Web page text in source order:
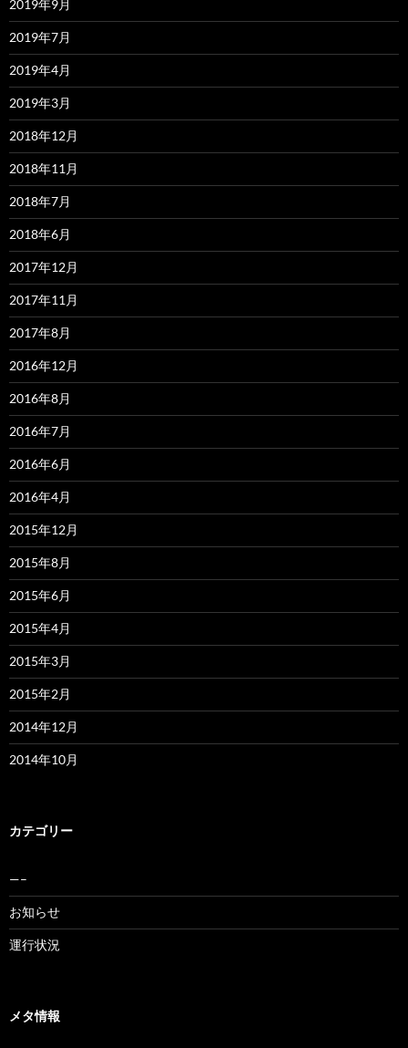
2019年9月
2019年7月
2019年4月
2019年3月
2018年12月
2018年11月
2018年7月
2018年6月
2017年12月
2017年11月
2017年8月
2016年12月
2016年8月
2016年7月
2016年6月
2016年4月
2015年12月
2015年8月
2015年6月
2015年4月
2015年3月
2015年2月
2014年12月
2014年10月
カテゴリー
—–
お知らせ
運行状況
メタ情報